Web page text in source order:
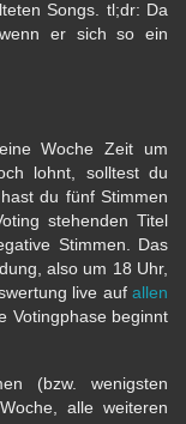
Songs. tl;dr: Da
er sich so ein
Woche Zeit um
lohnt, solltest du
du fünf Stimmen
stehenden Titel
Stimmen. Das
also um 18 Uhr,
live auf allen
Votingphase beginnt
(bzw. wenigsten
alle weiteren